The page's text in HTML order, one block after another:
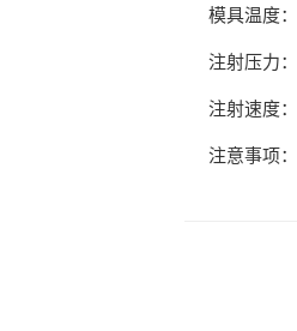
模具温度
注射压力
注射速度
注意事项